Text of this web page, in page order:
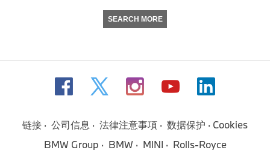
SEARCH MORE
链接 公司信息 法律注意事項 数据保护
Cookies
BMW Group
BMW MINI Rolls-Royce